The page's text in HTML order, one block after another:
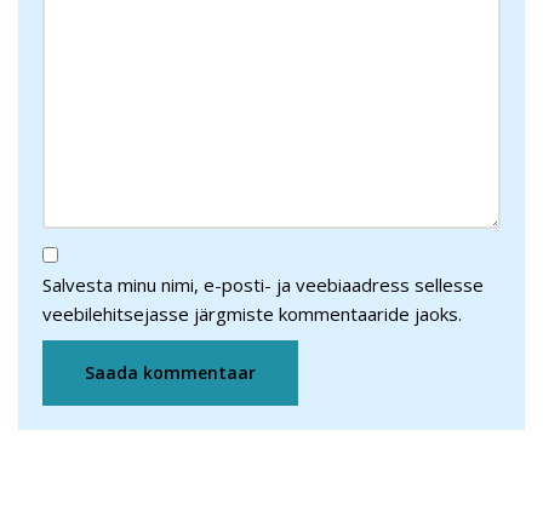
Salvesta minu nimi, e-posti- ja veebiaadress sellesse
veebilehitsejasse järgmiste kommentaaride jaoks.